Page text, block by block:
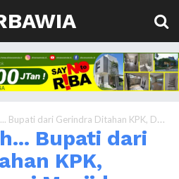
dari Gerindra Ditahan KPK, Dugaan Korupsi Masjid
Bupati dari
KPK,